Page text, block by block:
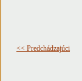
<< Predchádzajúci